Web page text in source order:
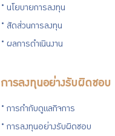
นโยบายการลงทุน
สัดส่วนการลงทุน
ผลการดำเนินงาน
การลงทุนอย่างรับผิดชอบ
การกำกับดูแลกิจการ
การลงทุนอย่างรับผิดชอบ